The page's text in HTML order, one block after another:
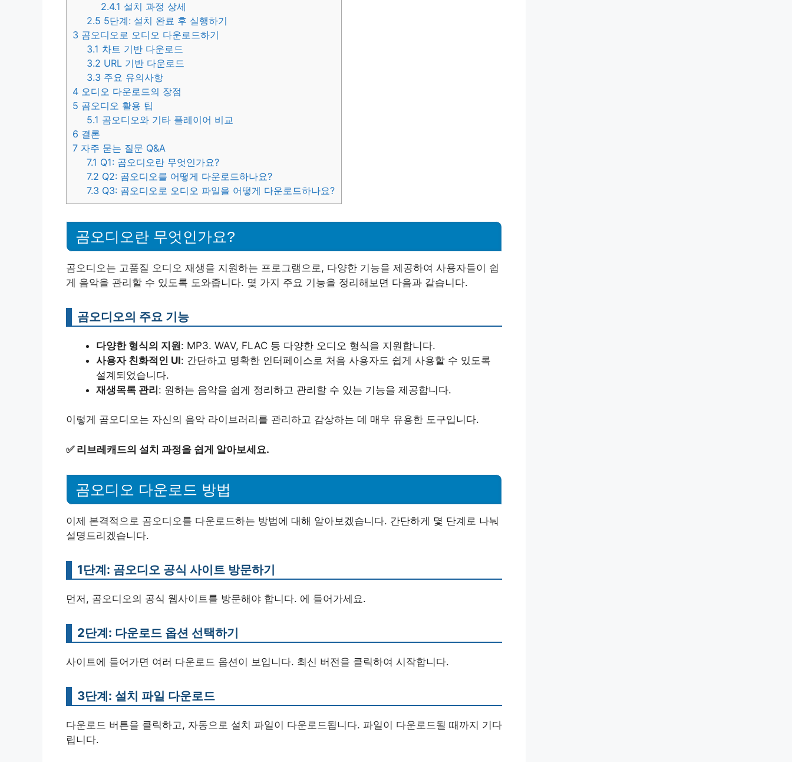
2.4.1 설치 과정 상세
2.5 5단계: 설치 완료 후 실행하기
3 곰오디오로 오디오 다운로드하기
3.1 차트 기반 다운로드
3.2 URL 기반 다운로드
3.3 주요 유의사항
4 오디오 다운로드의 장점
5 곰오디오 활용 팁
5.1 곰오디오와 기타 플레이어 비교
6 결론
7 자주 묻는 질문 Q&A
7.1 Q1: 곰오디오란 무엇인가요?
7.2 Q2: 곰오디오를 어떻게 다운로드하나요?
7.3 Q3: 곰오디오로 오디오 파일을 어떻게 다운로드하나요?
곰오디오란 무엇인가요?
곰오디오는 고품질 오디오 재생을 지원하는 프로그램으로, 다양한 기능을 제공하여 사용자들이 쉽
게 음악을 관리할 수 있도록 도와줍니다. 몇 가지 주요 기능을 정리해보면 다음과 같습니다.
곰오디오의 주요 기능
다양한 형식의 지원: MP3. WAV, FLAC 등 다양한 오디오 형식을 지원합니다.
사용자 친화적인 UI: 간단하고 명확한 인터페이스로 처음 사용자도 쉽게 사용할 수 있도록
설계되었습니다.
재생목록 관리: 원하는 음악을 쉽게 정리하고 관리할 수 있는 기능을 제공합니다.
이렇게 곰오디오는 자신의 음악 라이브러리를 관리하고 감상하는 데 매우 유용한 도구입니다.
✅ 리브레캐드의 설치 과정을 쉽게 알아보세요.
곰오디오 다운로드 방법
이제 본격적으로 곰오디오를 다운로드하는 방법에 대해 알아보겠습니다. 간단하게 몇 단계로 나눠
설명드리겠습니다.
1단계: 곰오디오 공식 사이트 방문하기
먼저, 곰오디오의 공식 웹사이트를 방문해야 합니다. 에 들어가세요.
2단계: 다운로드 옵션 선택하기
사이트에 들어가면 여러 다운로드 옵션이 보입니다. 최신 버전을 클릭하여 시작합니다.
3단계: 설치 파일 다운로드
다운로드 버튼을 클릭하고, 자동으로 설치 파일이 다운로드됩니다. 파일이 다운로드될 때까지 기다
립니다.